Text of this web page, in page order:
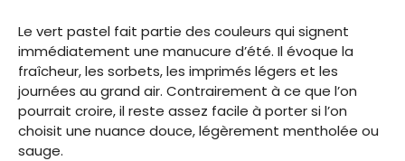
Le vert pastel fait partie des couleurs qui signent
immédiatement une manucure d’été. Il évoque la
fraîcheur, les sorbets, les imprimés légers et les
journées au grand air. Contrairement à ce que l’on
pourrait croire, il reste assez facile à porter si l’on
choisit une nuance douce, légèrement mentholée ou
sauge.